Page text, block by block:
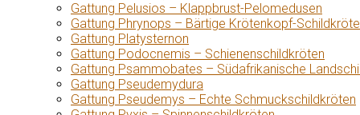
Gattung Pelusios – Klappbrust-Pelomedusen
Gattung Phrynops – Bärtige Krötenkopf-
Gattung Platysternon
Gattung Podocnemis – Schienenschildkröten
Gattung Psammobates – Südafrikanische
Gattung Pseudemydura
Gattung Pseudemys – Echte Schmuckschildkröten